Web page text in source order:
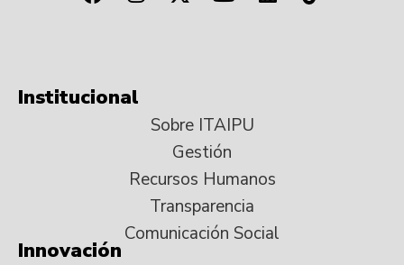
Institucional
Sobre ITAIPU
Gestión
Recursos Humanos
Transparencia
Comunicación Social
Innovación